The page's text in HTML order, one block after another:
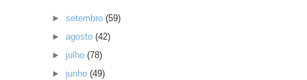
►setembro(59)
►agosto(42)
► julho(78)
► junho(49)